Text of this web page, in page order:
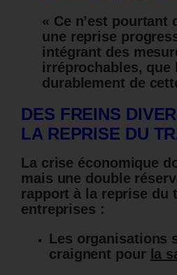
« Ce n’est pourtant
une reprise
intégrant des
irréprochables, que
durablement de
DES FREINS
LA REPRISE DU
La crise économique
mais une double
rapport à la reprise du
entreprises :
Les organisations
craignent pour la